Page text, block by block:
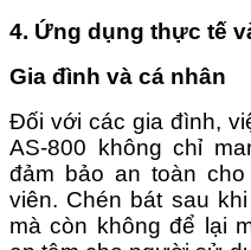
4. Ứng dụng thực tế
Gia đình và cá nhân
Đối với các gia đình,
AS-800 không chỉ
đảm bảo an toàn
viên. Chén bát sau
mà còn không để lại